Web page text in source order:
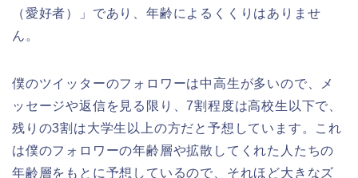
（愛好者）」であり、年齢によるくくりはありませ
ん。
僕のツイッターのフォロワーは中高生が多いので、メ
ッセージや返信を見る限り、7割程度は高校生以下で、
残りの3割は大学生以上の方だと予想しています。これ
は僕のフォロワーの年齢層や拡散してくれた人たちの
年齢層をもとに予想しているので、それほど大きなズ